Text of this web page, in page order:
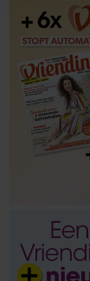
en om ons
informatie over
partners voor
partners kunnen
informatie die u
verzameld op
gaat akkoord
gebruiken.